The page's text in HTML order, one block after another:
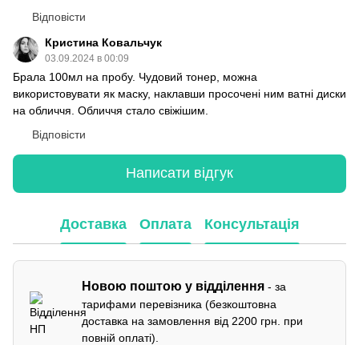
Відповісти
Кристина Ковальчук
03.09.2024 в 00:09
Брала 100мл на пробу. Чудовий тонер, можна
використовувати як маску, наклавши просочені ним ватні диски
на обличчя. Обличчя стало свіжішим.
Відповісти
Написати відгук
Доставка Оплата Консультація
Новою поштою у відділення - за
тарифами перевізника (безкоштовна
доставка на замовлення від 2200 грн. при
повній оплаті).